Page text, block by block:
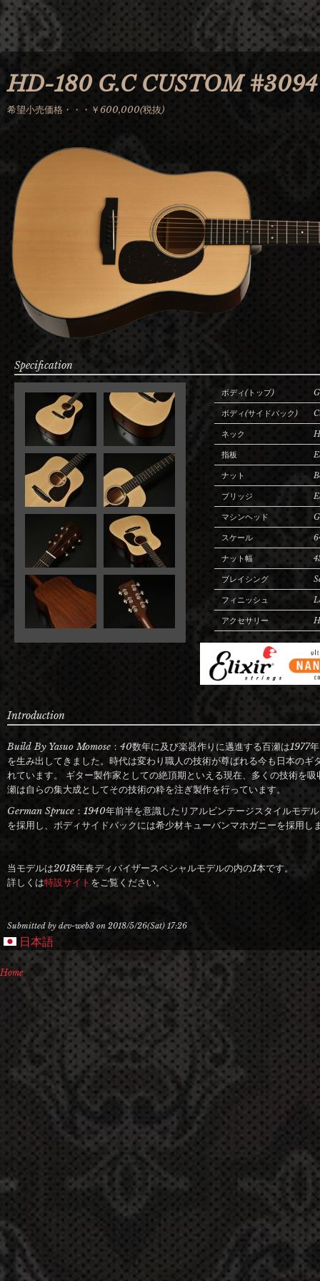
Jump to navigation
HD-180 G.C CUSTOM #3094
希望小売価格・・・￥600,000(税抜)
Specification
ボディ(トップ)
ボディ(サイドバック)
ネック
指板
ナット
ブリッジ
マシンヘッド
スケール
ナット幅
ブレイシング
フィニッシュ
アクセサリー
Introduction
Build By Yasuo Momose：40数年に及び楽器作りに邁進する百瀬は1977
を生み出してきました。時代は変わり職人の技術が尊ばれる今も日本の
れています。 ギター製作家としての絶頂期といえる現在、多くの技術を
瀬は自らの集大成としてその技術の粋を注ぎ製作を行っています。
German Spruce：1940年前半を意識したリアルビンテージスタイルモデ
を採用し、ボディサイドバックには希少材キューバンマホガニーを採用し
当モデルは2018年春ディバイザースペシャルモデルの内の1本です。
詳しくは特設サイト をご覧ください。
Submitted by dev-web3 on 2018/5/26(Sat) 17:26
日本語
You
are
here
Home